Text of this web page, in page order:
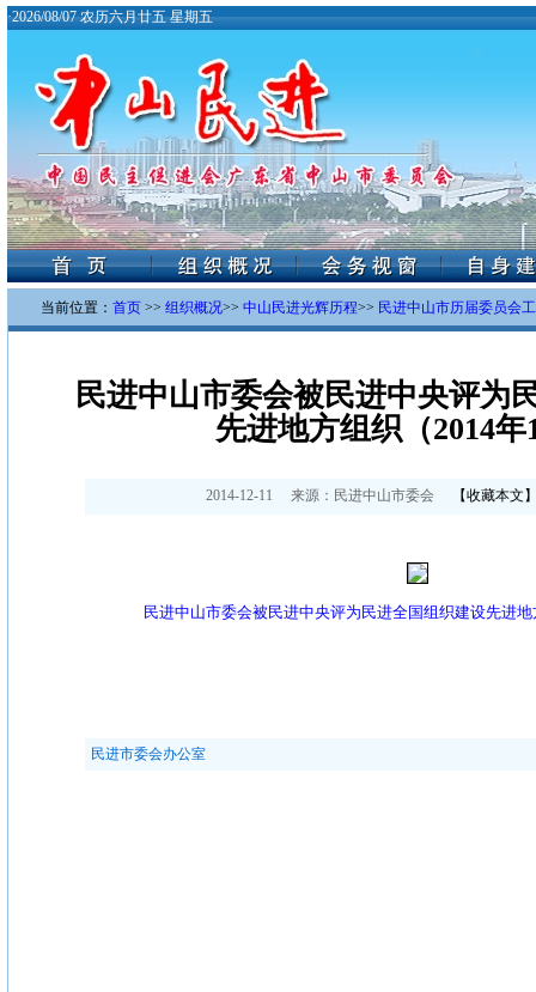
·2026/08/07 农历六月廿五 星期五
当前位置： 首页 >> 组织概况>> 中山民进光辉历程>> 民进中山市历届委员会
民进中山市委会被民进中央评为
先进地方组织（2014年
2014-12-11 来源： 民进中山市委会 【收藏本文
民进中山市委会被民进中央评为民进全国组织建设先进
民进市委会办公室